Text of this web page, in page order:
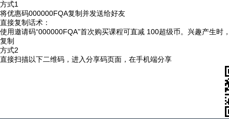
方式1
将优惠码000000FQA复制并发送给好友
直接复制话术：
使用邀请码“000000FQA”首次购买课程可直减 100超级币。兴趣产生时
复制
方式2
直接扫描以下二维码，进入分享码页面，在手机端分享